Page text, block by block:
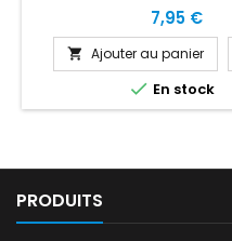
Prix
7,95 €
 Ajouter au panier
 En stock
PRODUITS